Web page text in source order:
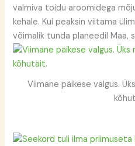
valmiva toidu aroomidega
kehale. Kui peaksin viitama
võimalik tunda planeedil Maa,
Viimane päikese valgus.